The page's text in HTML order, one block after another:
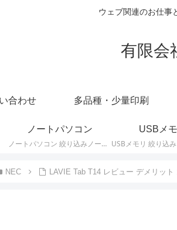
ウェブ関連のお仕事
有限会
合わせ 多品種・少量印刷
ノートパソコン
ノートパソコン 絞り込みノートPCの最新モデルやスペック・仕様に関する情報。
USBメ
NEC LAVIE Tab T14 レビュー デメリッ